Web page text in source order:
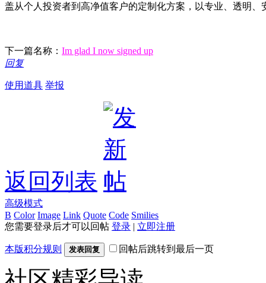
盖从个人投资者到高净值客户的定制化方案，以专业、透明
下一篇名称： Im glad I now signed up
回复
使用道具 举报
返回列表
高级模式
B Color Image Link Quote Code Smilies
您需要登录后才可以回帖 登录 | 立即注册
本版积分规则 发表回复 回帖后跳转到最后一页